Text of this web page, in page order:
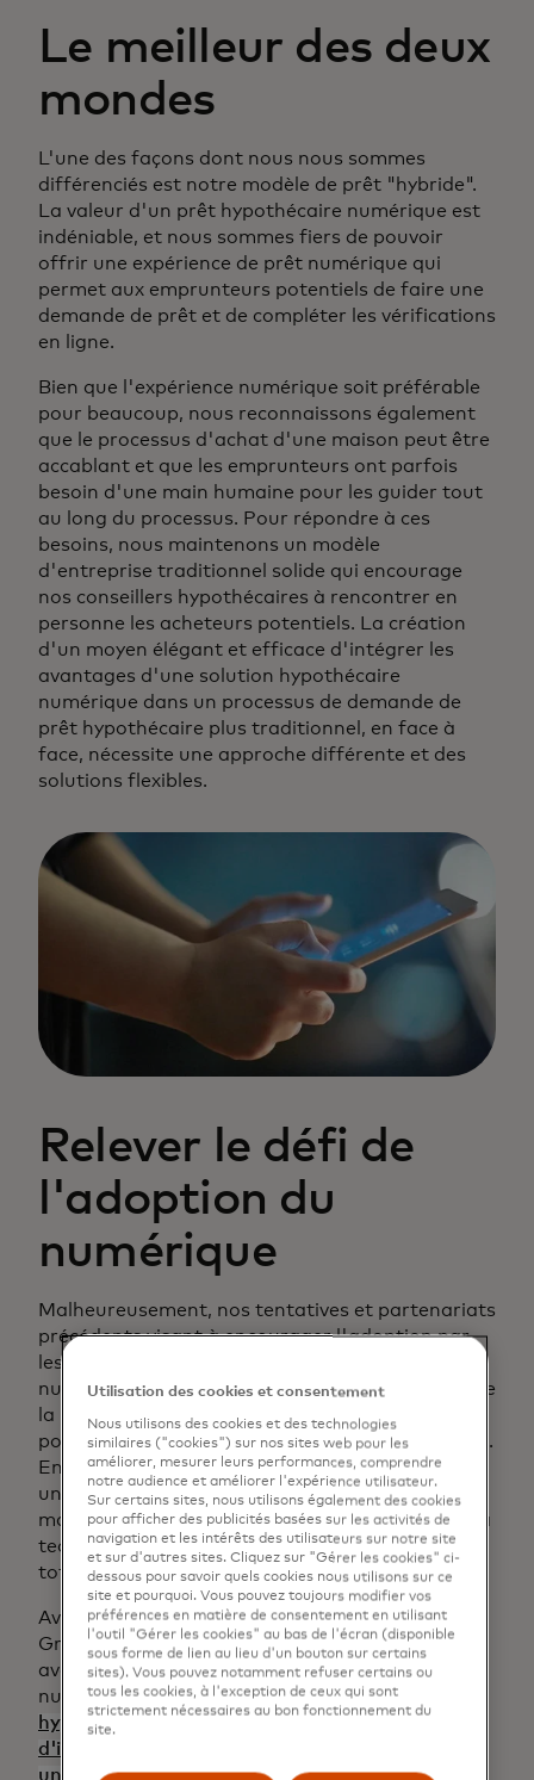
Le meilleur des deux
mondes
L'une des façons dont nous nous sommes
différenciés est notre modèle de prêt "hybride".
La valeur d'un prêt hypothécaire numérique est
indéniable, et nous sommes fiers de pouvoir
offrir une expérience de prêt numérique qui
permet aux emprunteurs potentiels de faire une
demande de prêt et de compléter les vérifications
en ligne.
Bien que l'expérience numérique soit préférable
pour beaucoup, nous reconnaissons également
que le processus d'achat d'une maison peut être
accablant et que les emprunteurs ont parfois
besoin d'une main humaine pour les guider tout
au long du processus. Pour répondre à ces
besoins, nous maintenons un modèle
d'entreprise traditionnel solide qui encourage
nos conseillers hypothécaires à rencontrer en
personne les acheteurs potentiels. La création
d'un moyen élégant et efficace d'intégrer les
avantages d'une solution hypothécaire
numérique dans un processus de demande de
prêt hypothécaire plus traditionnel, en face à
face, nécessite une approche différente et des
solutions flexibles.
Relever le défi de
l'adoption du
numérique
Malheureusement, nos tentatives et partenariats
précédents visant à encourager l'adoption par
les emprunteurs de solutions de vérification
numérique n'ont pas abouti, de sorte que près de
la moitié de nos emprunteurs n'ont jamais eu la
possibilité d'utiliser des vérifications numériques.
En réponse, nous avons cherché non seulement
une autre solution de vérification numérique,
mais aussi un partenaire qui soit à la pointe de la
technologie, rapide à mettre en œuvre et
totalement transparent.
Avec Finicity, nous avons trouvé ce partenaire.
Grâce à leur plateforme sûre et sécurisée, nous
avons pu offrir à nos emprunteurs un processus
numérique rationalisé de vérification des
hypothécaires qui nous permet d'être flexibles,
d'inspirer confiance à nos emprunteurs et d'offrir
un choix entre les avantages d'une solution
Utilisation des cookies et consentement
Nous utilisons des cookies et des technologies
similaires ("cookies") sur nos sites web pour les
améliorer, mesurer leurs performances, comprendre
notre audience et améliorer l'expérience utilisateur.
Sur certains sites, nous utilisons également des cookies
pour afficher des publicités basées sur les activités de
navigation et les intérêts des utilisateurs sur notre site
et sur d'autres sites. Cliquez sur "Gérer les cookies" ci-
dessous pour savoir quels cookies nous utilisons sur ce
site et pourquoi. Vous pouvez toujours modifier vos
préférences en matière de consentement en utilisant
l'outil "Gérer les cookies" au bas de l'écran (disponible
sous forme de lien au lieu d'un bouton sur certains
sites). Vous pouvez notamment refuser certains ou
tous les cookies, à l'exception de ceux qui sont
strictement nécessaires au bon fonctionnement du
site.